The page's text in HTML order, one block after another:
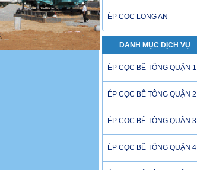
ÉP CỌC LONG AN
DANH MỤC DỊCH VỤ
ÉP CỌC BÊ TÔNG QUẬN 1
ÉP CỌC BÊ TÔNG QUẬN 2
ÉP CỌC BÊ TÔNG QUẬN 3
ÉP CỌC BÊ TÔNG QUẬN 4